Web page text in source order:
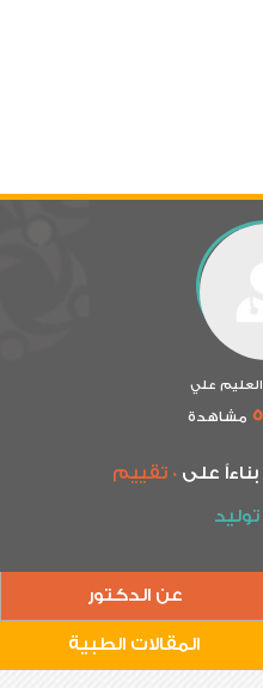
علي
مشاهدة
بناءاً على0 تقييم
عن الدكتور
المقالات الطبية